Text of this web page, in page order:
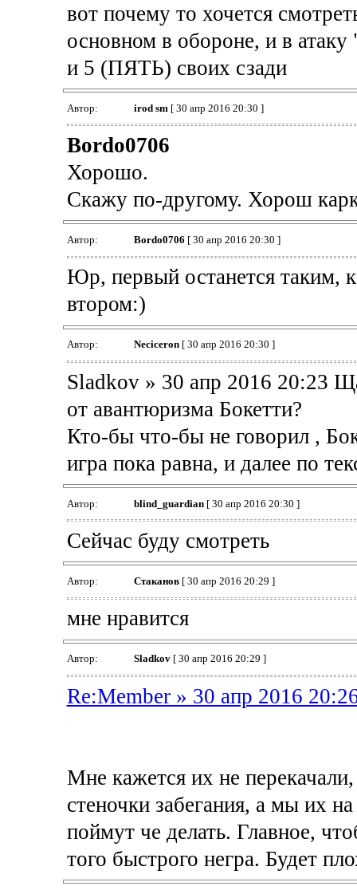
вот почему то хочется
основном в обороне, и в
и 5 (ПЯТЬ) своих сзади
Автор: irod sm [ 30 апр 2016 20:30 ]
Bordo0706
Хорошо.
Скажу по-другому. Хорош
Автор: Bordo0706 [ 30 апр 2016 20:30 ]
Юр, первый останется таким,
втором:)
Автор: Neciceron[ 30 апр 2016 20:30 ]
Sladkov » 30 апр 2016 20:23
от авантюризма Бокетти?
Кто-бы что-бы не говорил ,
игра пока равна, и далее по
Автор: blind_guardian[ 30 апр 2016 20:30 ]
Сейчас буду смотреть
Автор: Cтаканов[ 30 апр 2016 20:29 ]
мне нравится
Автор: Sladkov[ 30 апр 2016 20:29 ]
Re:Member » 30 апр 2016
Мне кажется их не
стеночки забегания, а мы их
поймут че делать. Главное,
того быстрого негра. Будет